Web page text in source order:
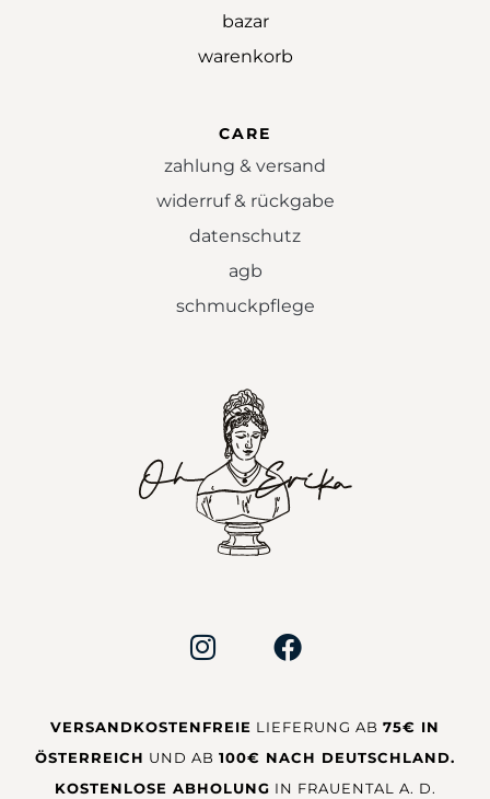
bazar
warenkorb
CARE
zahlung & versand
widerruf & rückgabe
datenschutz
agb
schmuckpflege
VERSANDKOSTENFREIE LIEFERUNG AB 75€ IN
ÖSTERREICH UND AB 100€ NACH DEUTSCHLAND.
KOSTENLOSE ABHOLUNG IN FRAUENTAL A. D.